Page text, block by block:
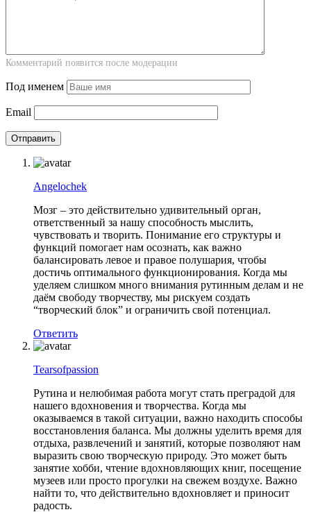
Комментарий появится после модерации
Под именем
Email
Angelochek
Мозг – это действительно удивительный орган,
ответственный за нашу способность мыслить,
чувствовать и творить. Понимание его структуры и
функций помогает нам осознать, как важно
балансировать левое и правое полушария, чтобы
достичь оптимального функционирования. Когда мы
уделяем слишком много внимания рутинным делам и не
даём свободу творчеству, мы рискуем создать
“творческий блок” и ограничить свой потенциал.
Ответить
Tearsofpassion
Рутина и нелюбимая работа могут стать преградой для
нашего вдохновения и творчества. Когда мы
оказываемся в такой ситуации, важно находить способы
восстановления баланса. Мы должны уделить время для
отдыха, развлечений и занятий, которые позволяют нам
выразить свою творческую природу. Это может быть
занятие хобби, чтение вдохновляющих книг, посещение
музеев или просто прогулки на свежем воздухе. Важно
найти то, что действительно вдохновляет и приносит
радость.